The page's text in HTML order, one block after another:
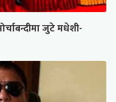
जुटे मधेशी-